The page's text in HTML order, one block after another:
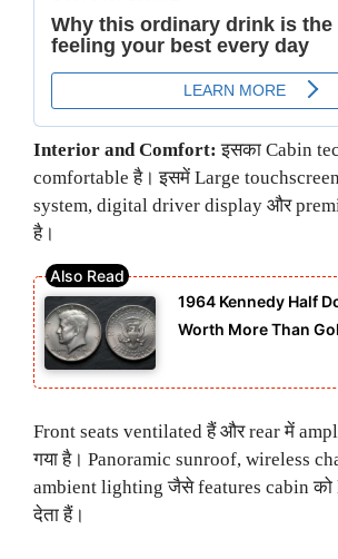
Interior and Comfort: इसका Cabin
comfortable है। इसमें Large
system, digital driver display और
है।
1964 Kennedy Half
Worth More Than
Front seats ventilated हैं और rear में
गया है। Panoramic sunroof, wireless
ambient lighting जैसे features cabin
देता हैं।